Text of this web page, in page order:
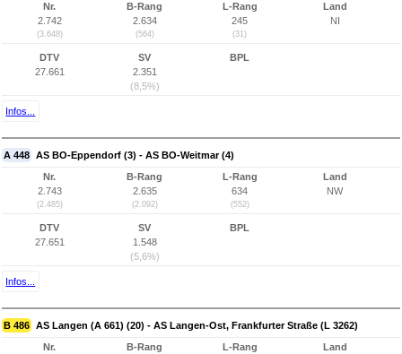
Nr.
2.742
(3.648)
B-Rang
2.634
(564)
L-Rang
245
(31)
Land
NI
DTV
27.661
SV
2.351
(8,5%)
BPL
Infos...
A 448 AS BO-Eppendorf (3) - AS BO-Weitmar (4)
Nr.
2.743
(2.485)
B-Rang
2.635
(2.092)
L-Rang
634
(552)
Land
NW
DTV
27.651
SV
1.548
(5,6%)
BPL
Infos...
B 486 AS Langen (A 661) (20) - AS Langen-Ost, Frankfurter Straße (L 3262)
Nr.
B-Rang
L-Rang
Land